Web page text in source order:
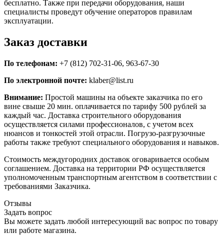
бесплатно. Также при передачи оборудования, наши
специалисты проведут обучение операторов правилам
эксплуатации.
Заказ доставки
По телефонам: +7 (812) 702-31-06, 963-67-30
По электронной почте: klaber@list.ru
Внимание: Простой машины на объекте заказчика по его
вине свыше 20 мин. оплачивается по тарифу 500 рублей за
каждый час. Доставка строительного оборудования
осуществляется силами профессионалов, с учетом всех
нюансов и тонкостей этой отрасли. Погрузо-разгрузочные
работы также требуют специального оборудования и навыков.
Стоимость междугородних доставок оговаривается особым
соглашением. Доставка на территории РФ осуществляется
уполномоченным транспортным агентством в соответствии с
требованиями Заказчика.
Отзывы
Задать вопрос
Вы можете задать любой интересующий вас вопрос по товару
или работе магазина.